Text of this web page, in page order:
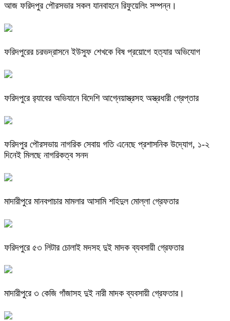
আজ ফরিদপুর পৌরসভার সকল যানবাহনে রিফুয়েলিং সম্পন্ন।
ফরিদপুরের চরভদ্রাসনে ইউসুফ শেখকে বিষ প্রয়োগে হত্যার অভিযোগ
ফরিদপুরে র‌্যাবের অভিযানে বিদেশি আগ্নেয়াস্ত্রসহ অস্ত্রধারী গ্রেপ্তার
ফরিদপুর পৌরসভায় নাগরিক সেবায় গতি এনেছে প্রশাসনিক উদ্যোগ, ১-২
দিনেই মিলছে নাগরিকত্ব সনদ
মাদারীপুরে মানবপাচার মামলার আসামি শহিদুল মোল্লা গ্রেফতার
ফরিদপুরে ৫৩ লিটার চোলাই মদসহ দুই মাদক ব্যবসায়ী গ্রেফতার
মাদারীপুরে ৩ কেজি গাঁজাসহ দুই নারী মাদক ব্যবসায়ী গ্রেফতার।